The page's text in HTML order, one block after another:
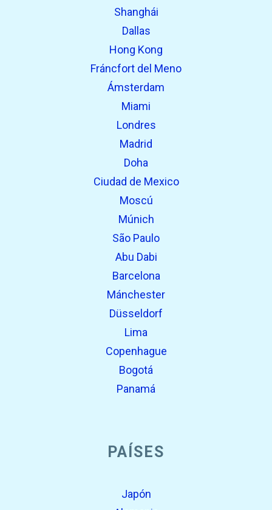
Encontrado previamente:
open_in_new
Encontrado previamente:
Shanghái
Dallas
Hong Kong
Fráncfort del Meno
Ámsterdam
Miami
Londres
Madrid
Doha
Ciudad de Mexico
Moscú
Múnich
São Paulo
Abu Dabi
Barcelona
Mánchester
Düsseldorf
Lima
Copenhague
Bogotá
Panamá
PAÍSES
Japón